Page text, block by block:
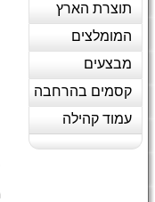
תוצרת הארץ
המומלצים
מבצעים
קסמים בהרחבה
עמוד קהילה